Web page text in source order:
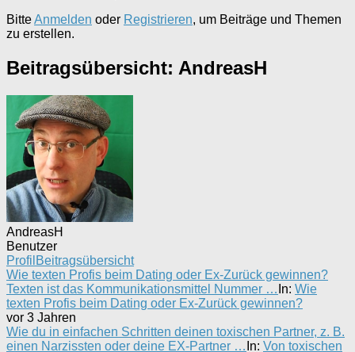
BitteAnmelden oder Registrieren, um Beiträge und Themen
zu erstellen.
Beitragsübersicht: AndreasH
AndreasH
Benutzer
Profil Beitragsübersicht
Wie texten Profis beim Dating oder Ex-Zurück gewinnen?
Texten ist das Kommunikationsmittel Nummer … In: Wie
texten Profis beim Dating oder Ex-Zurück gewinnen?
vor 3 Jahren
Wie du in einfachen Schritten deinen toxischen Partner, z. B.
einen Narzissten oder deine EX-Partner … In: Von toxischen